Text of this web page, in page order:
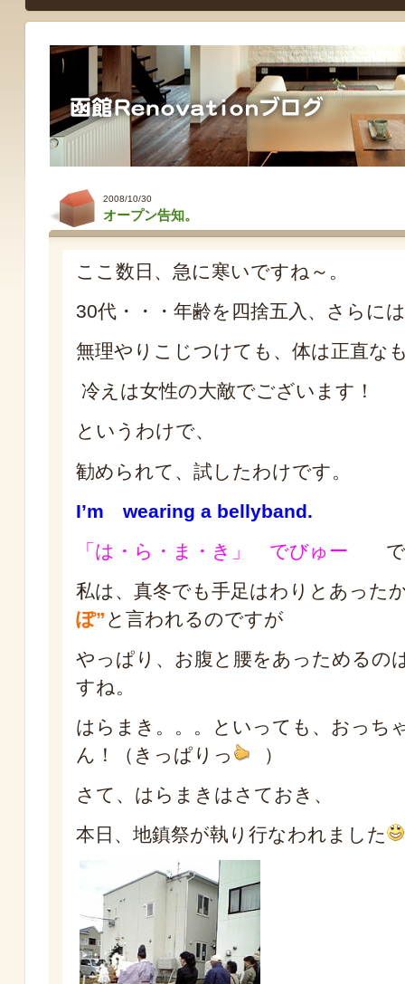
2008/10/30
オープン告知。
ここ数日、急に寒いですね～。
30代・・・年齢を四捨五入、さらに
無理やりこじつけても、体は正直な
冷えは女性の大敵でございます！
というわけで、
勧められて、試したわけです。
I’m wearing a bellyband.
「は・ら・ま・き」 でびゅー で
私は、真冬でも手足はわりとあった
ぽ” と言われるのですが
やっぱり、お腹と腰をあっためるの
すね。
はらまき。。。といっても、おっち
ん！（きっぱりっ
）
さて、はらまきはさておき、
本日、地鎮祭が執り行なわれました